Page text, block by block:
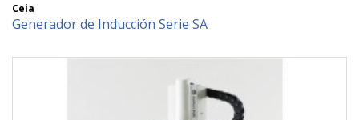
Ceia
Generador de Inducción Serie SA